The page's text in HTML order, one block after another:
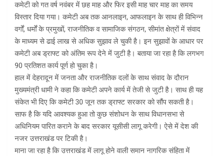
कमेटी को गत वर्ष नवंबर में छह माह और फिर इसी माह चार माह का समय
विस्तार दिया गया। कमेटी अब तक आनलाइन, आफलाइन के साथ ही विभिन्न
वर्गों, धर्मों के प्रमुखों, राजनीतिक व सामाजिक संगठन, सीमांत क्षेत्रों में संवाद
के माध्यम से ढाई लाख से अधिक सुझाव ले चुकी है। इन सुझावों के आधार पर
कमेटी अब ड्राफ्ट को अंतिम रूप देने में जुटी है। बताया जा रहा है कि लगभग
90 प्रतिशत कार्य पूर्ण हो चुका है।
हाल में देहरादून में जनता और राजनीतिक दलों के साथ संवाद के दौरान
मुख्यमंत्री धामी ने कहा कि कमेटी अपने कार्य में तेजी से जुटी है। साथ ही यह
संकेत भी दिए कि कमेटी 30 जून तक ड्राफ्ट सरकार को सौंप सकती है।
साफ है कि यदि आवश्यक हुआ तो कुछ संशोधन के साथ विधानसभा से
अधिनियम पारित कराने के बाद सरकार यूसीसी लागू करेगी। ऐसे में देश की
नजर उत्तराखंड पर टिकी है।
माना जा रहा है कि उत्तराखंड में लागू होने वाली समान नागरिक संहिता में